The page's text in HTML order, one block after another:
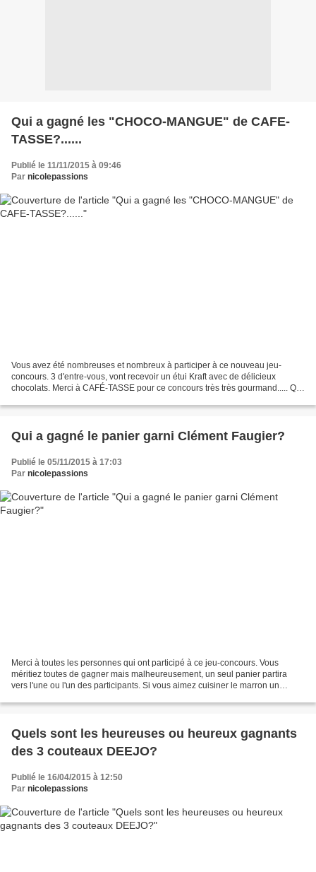
Qui a gagné les "CHOCO-MANGUE" de CAFE-
TASSE?......
Publié le 11/11/2015 à 09:46
Par nicolepassions
Vous avez été nombreuses et nombreux à participer à ce nouveau jeu-
concours. 3 d'entre-vous, vont recevoir un étui Kraft avec de délicieux
chocolats. Merci à CAFÉ-TASSE pour ce concours très très gourmand..... Qui
Qui a gagné le panier garni Clément Faugier?
Publié le 05/11/2015 à 17:03
Par nicolepassions
Merci à toutes les personnes qui ont participé à ce jeu-concours. Vous
méritiez toutes de gagner mais malheureusement, un seul panier partira
vers l'une ou l'un des participants. Si vous aimez cuisiner le marron un
Quels sont les heureuses ou heureux gagnants
des 3 couteaux DEEJO?
Publié le 16/04/2015 à 12:50
Par nicolepassions